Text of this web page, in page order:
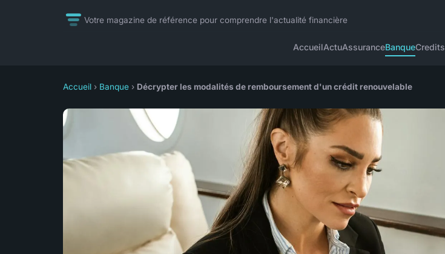
Votre magazine de référence pour comprendre l'actualité financière
AccueilActuAssuranceBanqueCredits
Accueil › Banque › Décrypter les modalités de remboursement d'un crédit renouvelable